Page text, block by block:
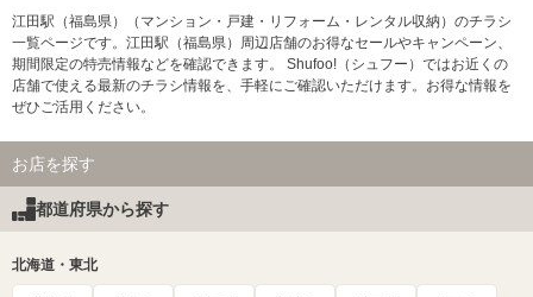
江田駅（福島県）（マンション・戸建・リフォーム・レンタル収納）のチラシ
一覧ページです。江田駅（福島県）周辺店舗のお得なセールやキャンペーン、
期間限定の特売情報などを確認できます。 Shufoo!（シュフー）ではお近くの
店舗で使える最新のチラシ情報を、手軽にご確認いただけます。お得な情報を
ぜひご活用ください。
お店を探す
都道府県から探す
北海道・東北